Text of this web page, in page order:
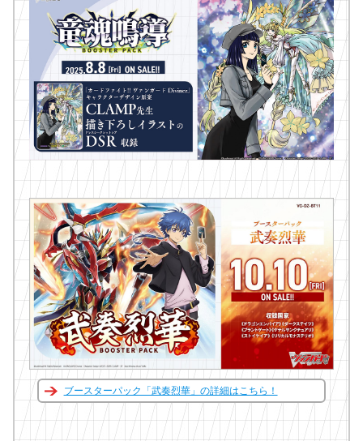
ブースターパック「武奏烈華」の詳細はこちら！